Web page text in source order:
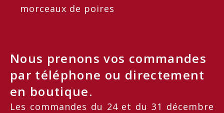
morceaux de poires
Nous prenons vos commandes
par téléphone ou directement
en boutique.
Les commandes du 24 et du 31 décembre